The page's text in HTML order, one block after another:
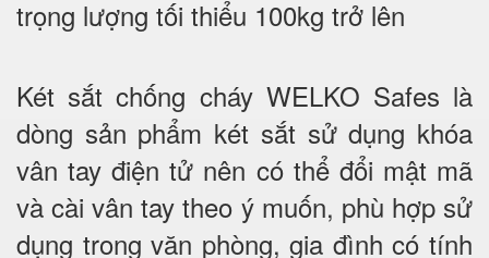
trọng lượng tối thiểu 100kg trở lên
Két sắt chống cháy WELKO Safes là
dòng sản phẩm két sắt sử dụng khóa
vân tay điện tử nên có thể đổi mật mã
và cài vân tay theo ý muốn, phù hợp sử
dụng trong văn phòng, gia đình có tính